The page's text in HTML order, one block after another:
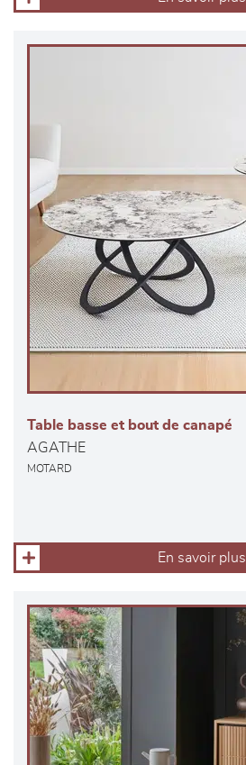
Table basse et bout de canapé
AGATHE
MOTARD
En savoir plus